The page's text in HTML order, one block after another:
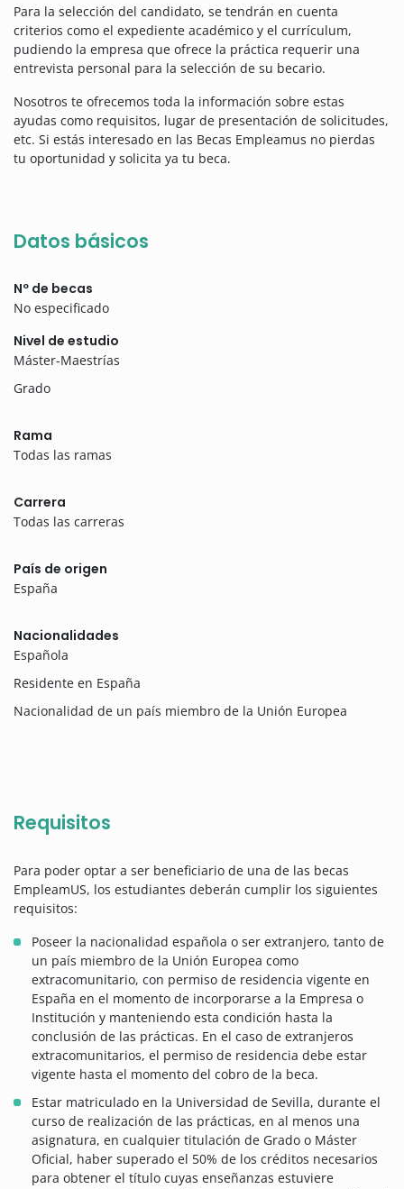
Para la selección del candidato, se tendrán en cuenta
criterios como el expediente académico y el currículum,
pudiendo la empresa que ofrece la práctica requerir una
entrevista personal para la selección de su becario.
Nosotros te ofrecemos toda la información sobre estas
ayudas como requisitos, lugar de presentación de solicitudes,
etc. Si estás interesado en las Becas Empleamus no pierdas
tu oportunidad y solicita ya tu beca.
Datos básicos
Nº de becas
No especificado
Nivel de estudio
Máster-Maestrías
Grado
Rama
Todas las ramas
Carrera
Todas las carreras
País de origen
España
Nacionalidades
Española
Residente en España
Nacionalidad de un país miembro de la Unión Europea
Requisitos
Para poder optar a ser beneficiario de una de las becas
EmpleamUS, los estudiantes deberán cumplir los siguientes
requisitos:
Poseer la nacionalidad española o ser extranjero, tanto de
un país miembro de la Unión Europea como
extracomunitario, con permiso de residencia vigente en
España en el momento de incorporarse a la Empresa o
Institución y manteniendo esta condición hasta la
conclusión de las prácticas. En el caso de extranjeros
extracomunitarios, el permiso de residencia debe estar
vigente hasta el momento del cobro de la beca.
Estar matriculado en la Universidad de Sevilla, durante el
curso de realización de las prácticas, en al menos una
asignatura, en cualquier titulación de Grado o Máster
Oficial, haber superado el 50% de los créditos necesarios
para obtener el título cuyas enseñanzas estuviere